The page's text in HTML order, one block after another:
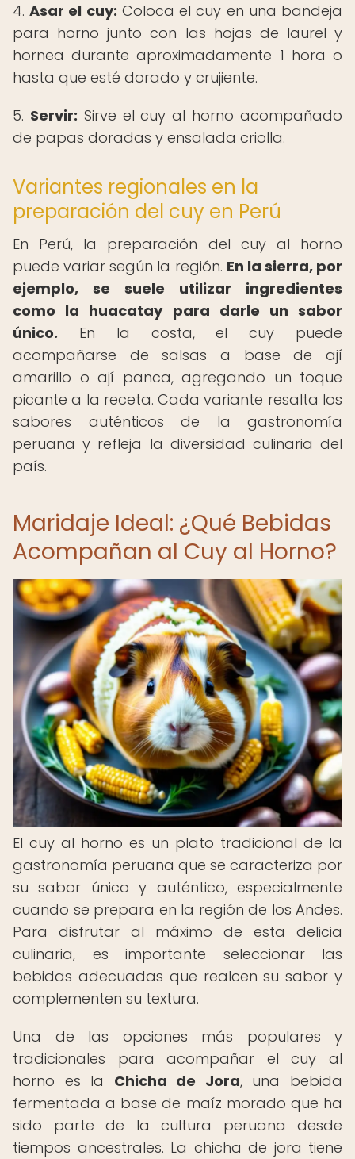
4.Asar el cuy: Coloca el cuy en una bandeja
para horno junto con las hojas de laurel y
hornea durante aproximadamente 1 hora o
hasta que esté dorado y crujiente.
5. Servir: Sirve el cuy al horno acompañado
de papas doradas y ensalada criolla.
Variantes regionales en la
preparación del cuy en Perú
En Perú, la preparación del cuy al horno
puede variar según la región. En la sierra, por
ejemplo, se suele utilizar ingredientes
como la huacatay para darle un sabor
único. En la costa, el cuy puede
acompañarse de salsas a base de ají
amarillo o ají panca, agregando un toque
picante a la receta. Cada variante resalta los
sabores auténticos de la gastronomía
peruana y refleja la diversidad culinaria del
país.
Maridaje Ideal: ¿Qué Bebidas
Acompañan al Cuy al Horno?
El cuy al horno es un plato tradicional de la
gastronomía peruana que se caracteriza por
su sabor único y auténtico, especialmente
cuando se prepara en la región de los Andes.
Para disfrutar al máximo de esta delicia
culinaria, es importante seleccionar las
bebidas adecuadas que realcen su sabor y
complementen su textura.
Una de las opciones más populares y
tradicionales para acompañar el cuy al
horno es la Chicha de Jora, una bebida
fermentada a base de maíz morado que ha
sido parte de la cultura peruana desde
tiempos ancestrales. La chicha de jora tiene